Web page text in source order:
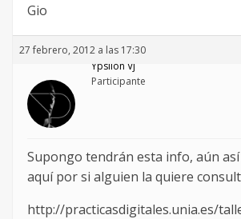
Gio
27 febrero, 2012 a las 17:30
Ypsilon Vj
Participante
Supongo tendrán esta info, aún
aquí por si alguien la quiere
http://practicasdigitales.unia.es/